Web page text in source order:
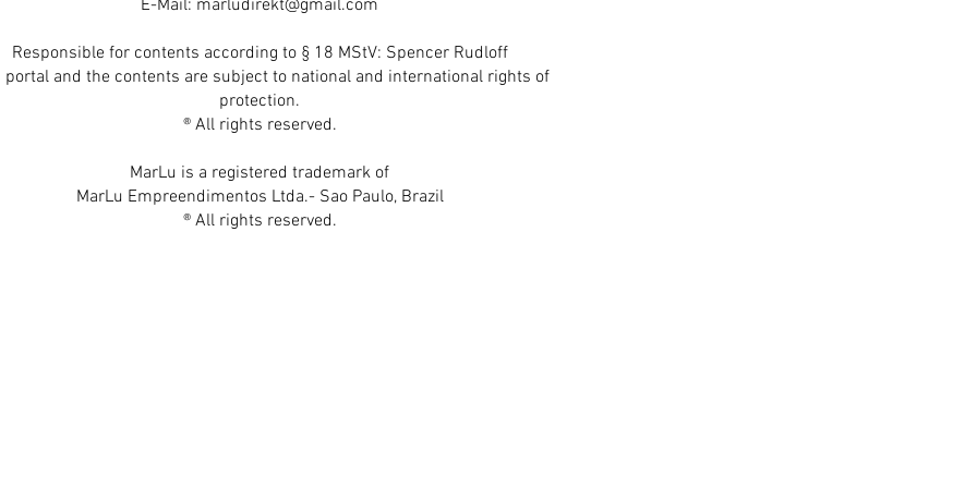
E-Mail: marludirekt@gmail.com
Responsible for contents according to § 18 MStV: Spencer Rudloff
portal and the contents are subject to national and international rights of
protection.
® All rights reserved.
MarLu is a registered trademark of
MarLu Empreendimentos Ltda.- Sao Paulo, Brazil
® All rights reserved.